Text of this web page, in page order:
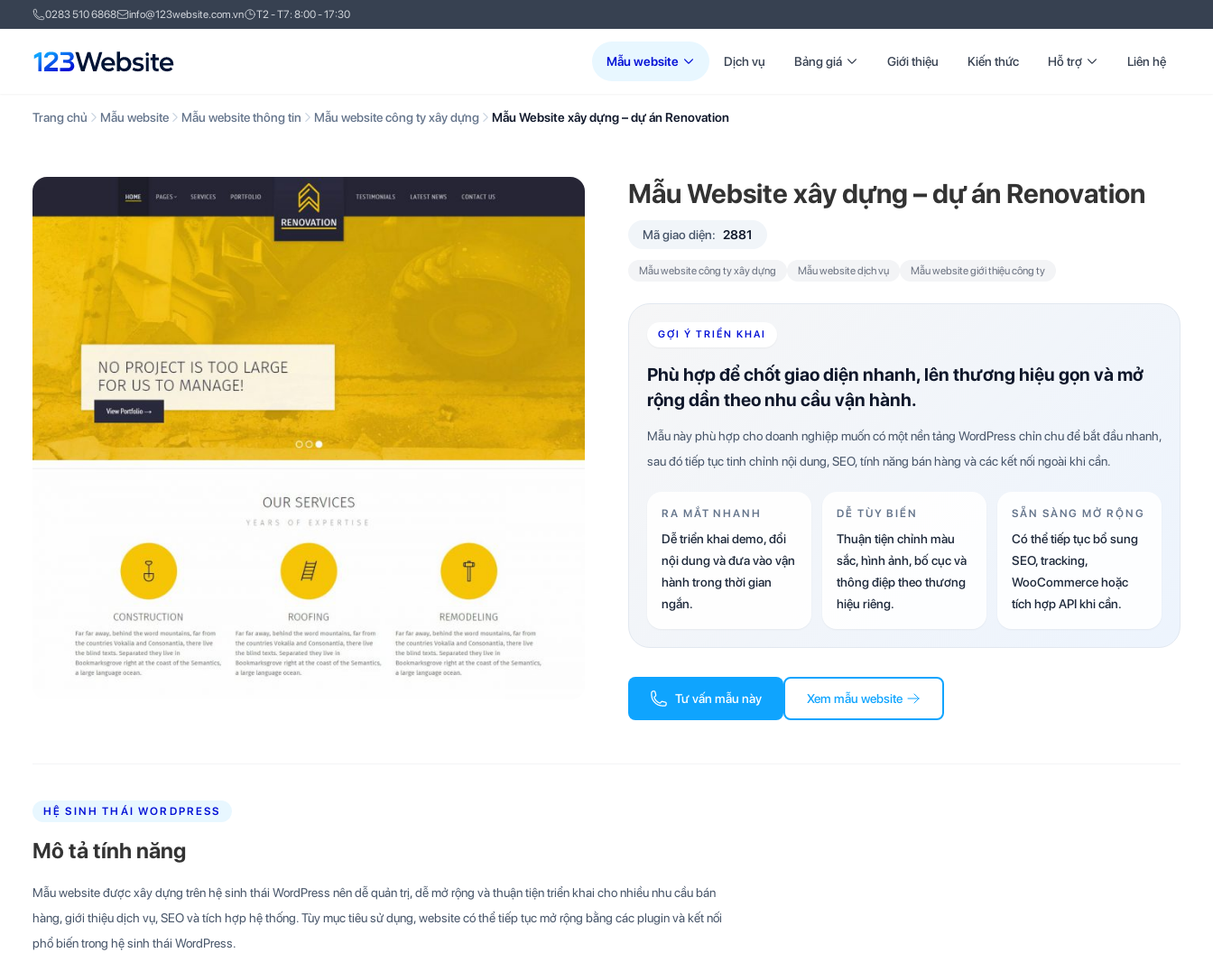
0283 510 6868 info@123website.com.vn T2 - T7: 8:00 - 17:30
Mẫu website Dịch vụ Bảng giá Giới thiệu Kiến thức Hỗ trợ Liên hệ
Trang chủ Mẫu website Mẫu website thông tin Mẫu website công ty xây dựng Mẫu Website xây dựng – dự án Renovation
Mẫu Website xây dựng – dự án Renovation
Mã giao diện: 2881
Mẫu website công ty xây dựng Mẫu website dịch vụ Mẫu website giới thiệu công ty
GỢI Ý TRIỂN KHAI
Phù hợp để chốt giao diện nhanh, lên thương hiệu gọn và mở
rộng dần theo nhu cầu vận hành.
Mẫu này phù hợp cho doanh nghiệp muốn có một nền tảng WordPress chỉn chu để bắt đầu nhanh,
sau đó tiếp tục tinh chỉnh nội dung, SEO, tính năng bán hàng và các kết nối ngoài khi cần.
RA MẮT NHANH
Dễ triển khai demo, đổi
nội dung và đưa vào vận
hành trong thời gian
ngắn.
DỄ TÙY BIẾN
Thuận tiện chỉnh màu
sắc, hình ảnh, bố cục và
thông điệp theo thương
hiệu riêng.
SẴN SÀNG MỞ RỘNG
Có thể tiếp tục bổ sung
SEO, tracking,
WooCommerce hoặc
tích hợp API khi cần.
Tư vấn mẫu này Xem mẫu website
HỆ SINH THÁI WORDPRESS
Mô tả tính năng
Mẫu website được xây dựng trên hệ sinh thái WordPress nên dễ quản trị, dễ mở rộng và thuận tiện triển khai cho nhiều nhu cầu bán
hàng, giới thiệu dịch vụ, SEO và tích hợp hệ thống. Tùy mục tiêu sử dụng, website có thể tiếp tục mở rộng bằng các plugin và kết nối
phổ biến trong hệ sinh thái WordPress.